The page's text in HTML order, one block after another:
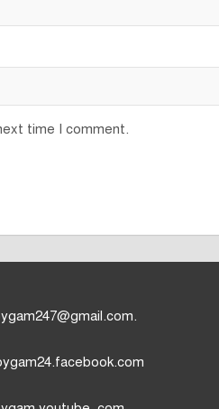
time I comment.
@gmail.com.